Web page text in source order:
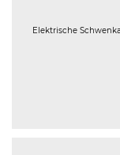
Elektrische